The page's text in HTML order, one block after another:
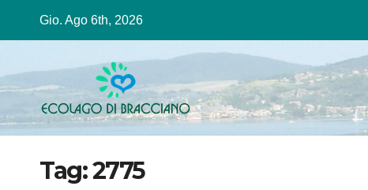
Gio. Ago 6th, 2026
Tag:2775